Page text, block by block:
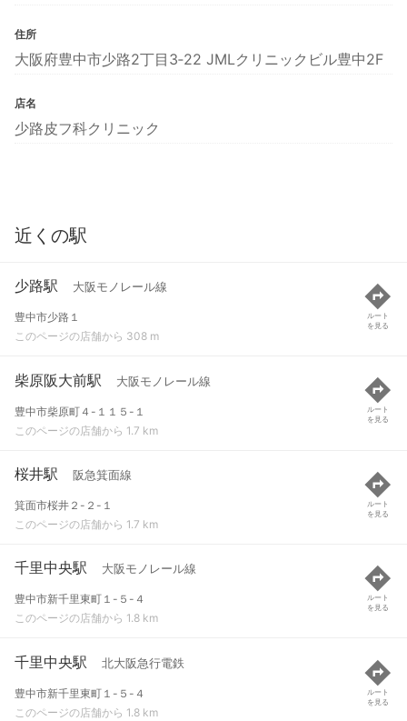
住所
大阪府豊中市少路2丁目3‐22 JMLクリニックビル豊中2F
店名
少路皮フ科クリニック
近くの駅
少路駅 大阪モノレール線
豊中市少路１
このページの店舗から 308 m
ルート
を見る
柴原阪大前駅 大阪モノレール線
豊中市柴原町４-１１５-１
このページの店舗から 1.7 km
ルート
を見る
桜井駅 阪急箕面線
箕面市桜井２-２-１
このページの店舗から 1.7 km
ルート
を見る
千里中央駅 大阪モノレール線
豊中市新千里東町１-５-４
このページの店舗から 1.8 km
ルート
を見る
千里中央駅 北大阪急行電鉄
豊中市新千里東町１-５-４
このページの店舗から 1.8 km
ルート
を見る